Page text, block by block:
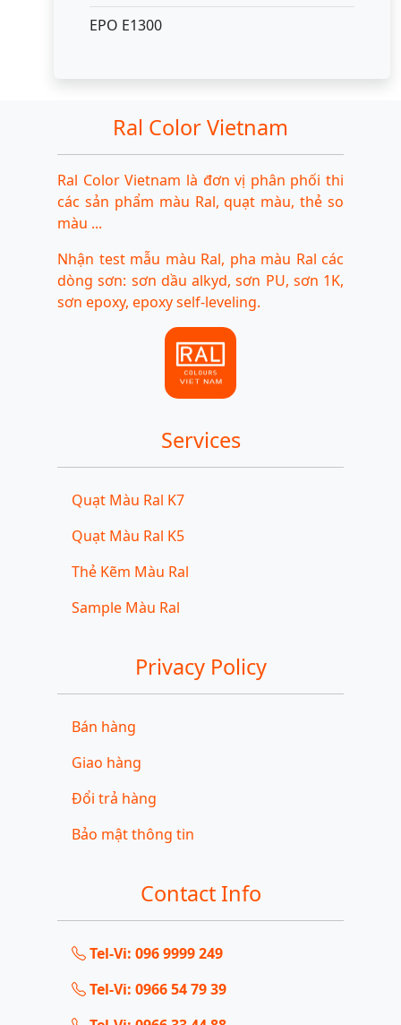
EPO E1300
Ral Color Vietnam
Ral Color Vietnam là đơn vị phân phối thi
các sản phẩm màu Ral, quạt màu, thẻ so
màu ...
Nhận test mẫu màu Ral, pha màu Ral các
dòng sơn: sơn dầu alkyd, sơn PU, sơn 1K,
sơn epoxy, epoxy self-leveling.
Services
Quạt Màu Ral K7
Quạt Màu Ral K5
Thẻ Kẽm Màu Ral
Sample Màu Ral
Privacy Policy
Bán hàng
Giao hàng
Đổi trả hàng
Bảo mật thông tin
Contact Info
Tel-Vi: 096 9999 249
Tel-Vi: 0966 54 79 39